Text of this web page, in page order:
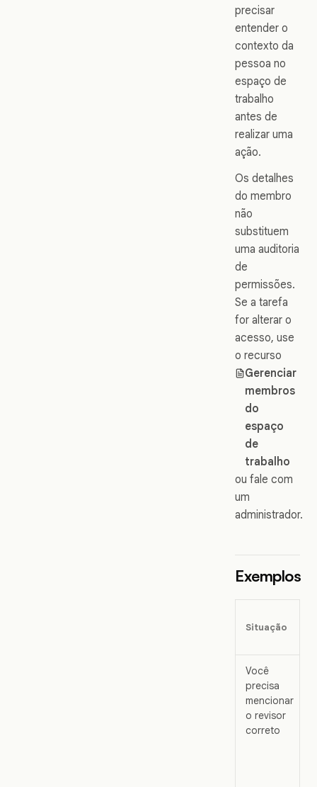
precisar
entender o
contexto da
pessoa no
espaço de
trabalho
antes de
realizar uma
ação.
Os detalhes
do membro
não
substituem
uma auditoria
de
permissões.
Se a tarefa
for alterar o
acesso, use
o recurso
Gerenciar
membros
do
espaço
de
trabalho
ou fale com
um
administrador.
Exemplos
Situação
Você
precisa
mencionar
o revisor
correto